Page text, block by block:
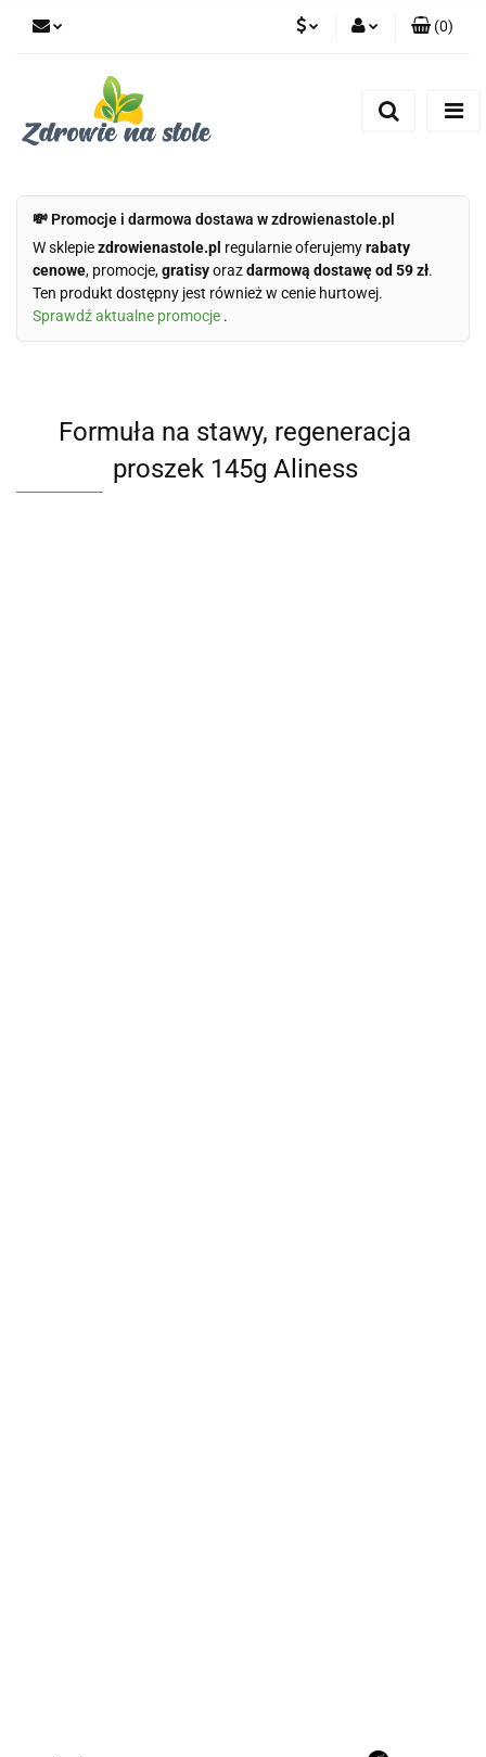
(0)
💸 Promocje i darmowa dostawa w zdrowienastole.pl
W sklepiezdrowienastole.pl regularnie oferujemyrabaty
cenowe, promocje,gratisyorazdarmową dostawę od 59 zł.
Ten produkt dostępny jest również w cenie hurtowej.
Sprawdź aktualne promocje .
Formuła na stawy, regeneracja
proszek 145g Aliness